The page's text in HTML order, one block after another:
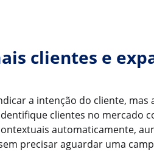
clientes e
a intenção do cliente, mas
clientes no mercado
automaticamente,
precisar aguardar uma